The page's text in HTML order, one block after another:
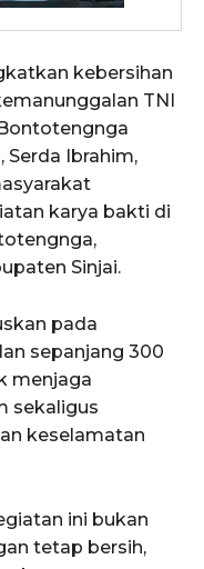
kebersihan
TNI
Serda Ibrahim,
karya bakti di
Sinjai.
pada
sepanjang 300
menjaga
sekaligus
keselamatan
ini bukan
tetap bersih,